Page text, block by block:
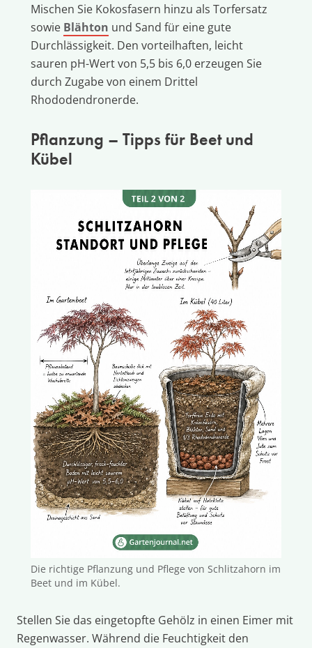
Mischen Sie Kokosfasern hinzu als Torfersatz
sowie Blähton und Sand für eine gute
Durchlässigkeit. Den vorteilhaften, leicht
sauren pH-Wert von 5,5 bis 6,0 erzeugen Sie
durch Zugabe von einem Drittel
Rhododendronerde.
Pflanzung – Tipps für Beet und
Kübel
Die richtige Pflanzung und Pflege von Schlitzahorn im
Beet und im Kübel.
Stellen Sie das eingetopfte Gehölz in einen Eimer mit
Regenwasser. Während die Feuchtigkeit den